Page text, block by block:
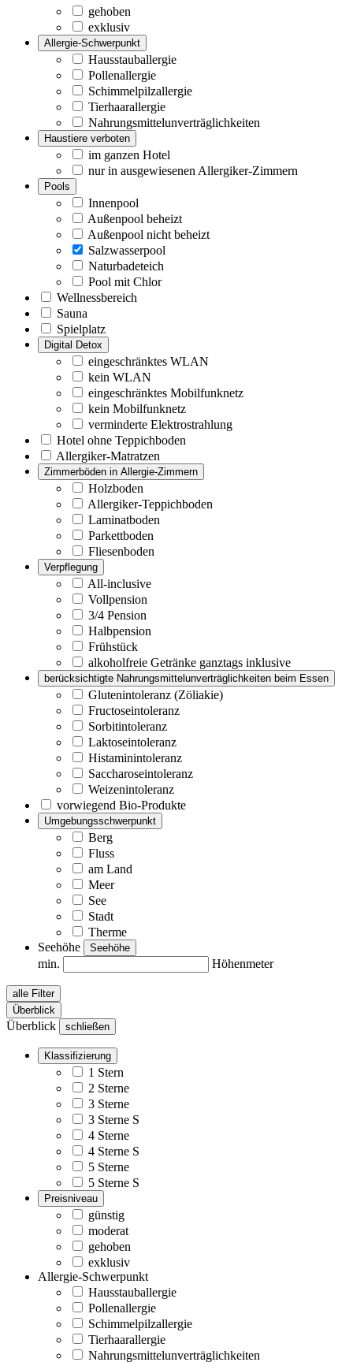
gehoben
exklusiv
Allergie-Schwerpunkt
Hausstauballergie
Pollenallergie
Schimmelpilzallergie
Tierhaarallergie
Nahrungsmittelunverträglichkeiten
Haustiere verboten
im ganzen Hotel
nur in ausgewiesenen Allergiker-Zimmern
Pools
Innenpool
Außenpool beheizt
Außenpool nicht beheizt
Salzwasserpool
Naturbadeteich
Pool mit Chlor
Wellnessbereich
Sauna
Spielplatz
Digital Detox
eingeschränktes WLAN
kein WLAN
eingeschränktes Mobilfunknetz
kein Mobilfunknetz
verminderte Elektrostrahlung
Hotel ohne Teppichboden
Allergiker-Matratzen
Zimmerböden in Allergie-Zimmern
Holzboden
Allergiker-Teppichboden
Laminatboden
Parkettboden
Fliesenboden
Verpflegung
All-inclusive
Vollpension
3/4 Pension
Halbpension
Frühstück
alkoholfreie Getränke ganztags inklusive
berücksichtigte Nahrungsmittelunverträglichkeiten beim Essen
Glutenintoleranz (Zöliakie)
Fructoseintoleranz
Sorbitintoleranz
Laktoseintoleranz
Histaminintoleranz
Saccharoseintoleranz
Weizenintoleranz
vorwiegend Bio-Produkte
Umgebungsschwerpunkt
Berg
Fluss
am Land
Meer
See
Stadt
Therme
Seehöhe
Seehöhe
min. Höhenmeter
alle Filter
Überblick
Überblick schließen
Klassifizierung
1 Stern
2 Sterne
3 Sterne
3 Sterne S
4 Sterne
4 Sterne S
5 Sterne
5 Sterne S
Preisniveau
günstig
moderat
gehoben
exklusiv
Allergie-Schwerpunkt
Hausstauballergie
Pollenallergie
Schimmelpilzallergie
Tierhaarallergie
Nahrungsmittelunverträglichkeiten